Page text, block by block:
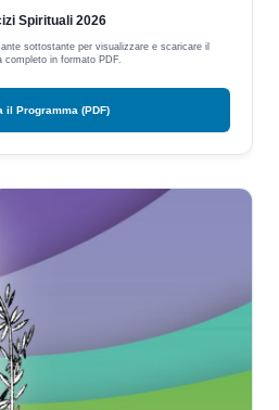
Spirituali 2026
sottostante per visualizzare e scaricare il
completo in formato PDF.
il Programma (PDF)